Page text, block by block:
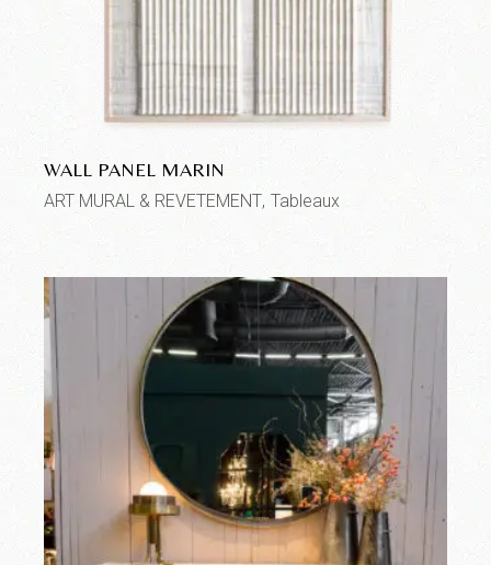
WALL PANEL MARIN
ART MURAL & REVETEMENT Tableaux